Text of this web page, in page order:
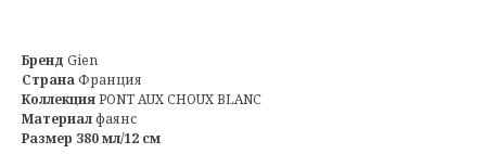
Бренд Gien
СтранаФранция
КоллекцияPONT AUX CHOUX BLANC
Материалфаянс
Размер 380 мл/12 см